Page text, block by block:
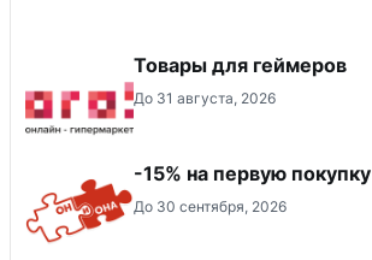
Товары для геймеров
До 31 августа, 2026
-15% на первую покупку
До 30 сентября, 2026